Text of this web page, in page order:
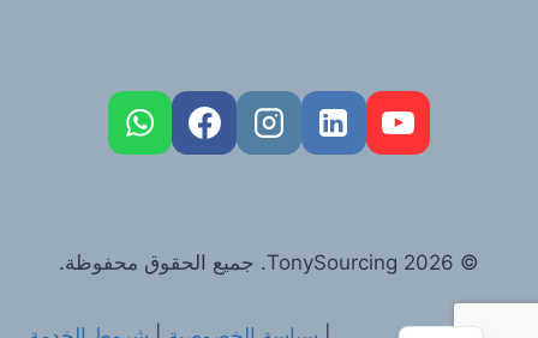
© 2026 TonySourcing. جميع الحقوق محفوظة.